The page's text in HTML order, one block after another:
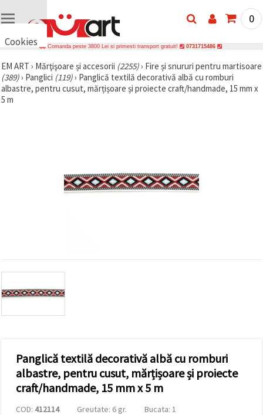
Cookies
vrem să vă
oferim
câteva
cookie -uri.
Cu toate
acord să
utilizați
cookie -
vă indicați
preferințele
în setări
selectând
un tip de
dat și
0
Comanda peste 3800 Lei si primesti transport gratuit! 0731715486
EM ART › Mărţişoare și accesorii (2255)› Fire și snururi pentru martisoare
(389)› Panglici (119)› Panglică textilă decorativă albă cu romburi
albastre, pentru cusut, mărțișoare și proiecte craft/handmade, 15 mm x
5 m
Panglică textilă decorativă albă cu romburi
albastre, pentru cusut, mărțișoare și proiecte
craft/handmade, 15 mm x 5 m
COD: 412114 Greutate: 6 gr.
Bucata: 1